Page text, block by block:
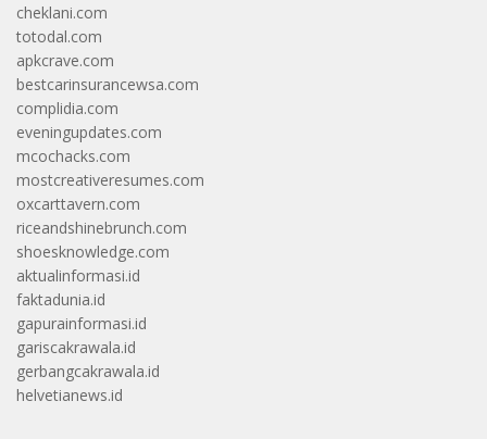
cheklani.com
totodal.com
apkcrave.com
bestcarinsurancewsa.com
complidia.com
eveningupdates.com
mcochacks.com
mostcreativeresumes.com
oxcarttavern.com
riceandshinebrunch.com
shoesknowledge.com
aktualinformasi.id
faktadunia.id
gapurainformasi.id
gariscakrawala.id
gerbangcakrawala.id
helvetianews.id